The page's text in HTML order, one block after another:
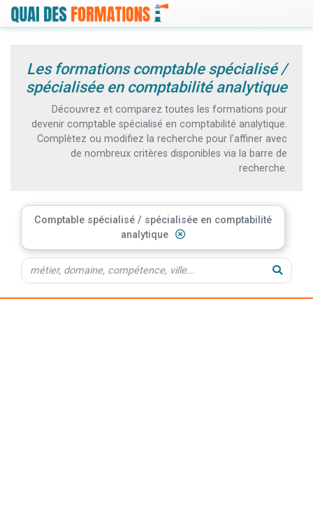
Les formations comptable spécialisé /
spécialisée en comptabilité analytique
Découvrez et comparez toutes les formations pour
devenir comptable spécialisé en comptabilité analytique.
Complètez ou modifiez la recherche pour l'affiner avec
de nombreux critères disponibles via la barre de
recherche.
Comptable spécialisé / spécialisée en comptabilité
analytique